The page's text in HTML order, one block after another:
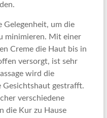
Gelegenheit, um die
minimieren. Mit einer
Creme die Haut bis in
versorgt, ist sehr
wird die
Gesichtshaut gestrafft.
verschiedene
die Kur zu Hause